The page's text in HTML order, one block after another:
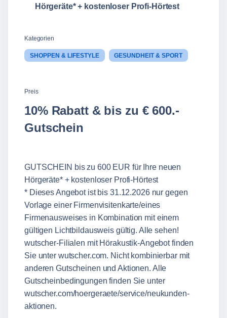
Hörgeräte* + kostenloser Profi-Hörtest
Kategorien
SHOPPEN & LIFESTYLE GESUNDHEIT & SPORT
Preis
10% Rabatt & bis zu € 600.-
Gutschein
GUTSCHEIN bis zu 600 EUR für Ihre neuen
Hörgeräte* + kostenloser Profi-Hörtest
* Dieses Angebot ist bis 31.12.2026 nur gegen
Vorlage einer Firmenvisitenkarte/eines
Firmenausweises in Kombination mit einem
gültigen Lichtbildausweis gültig. Alle sehen!
wutscher-Filialen mit Hörakustik-Angebot finden
Sie unter wutscher.com. Nicht kombinierbar mit
anderen Gutscheinen und Aktionen. Alle
Gutscheinbedingungen finden Sie unter
wutscher.com/hoergeraete/service/neukunden-
aktionen.